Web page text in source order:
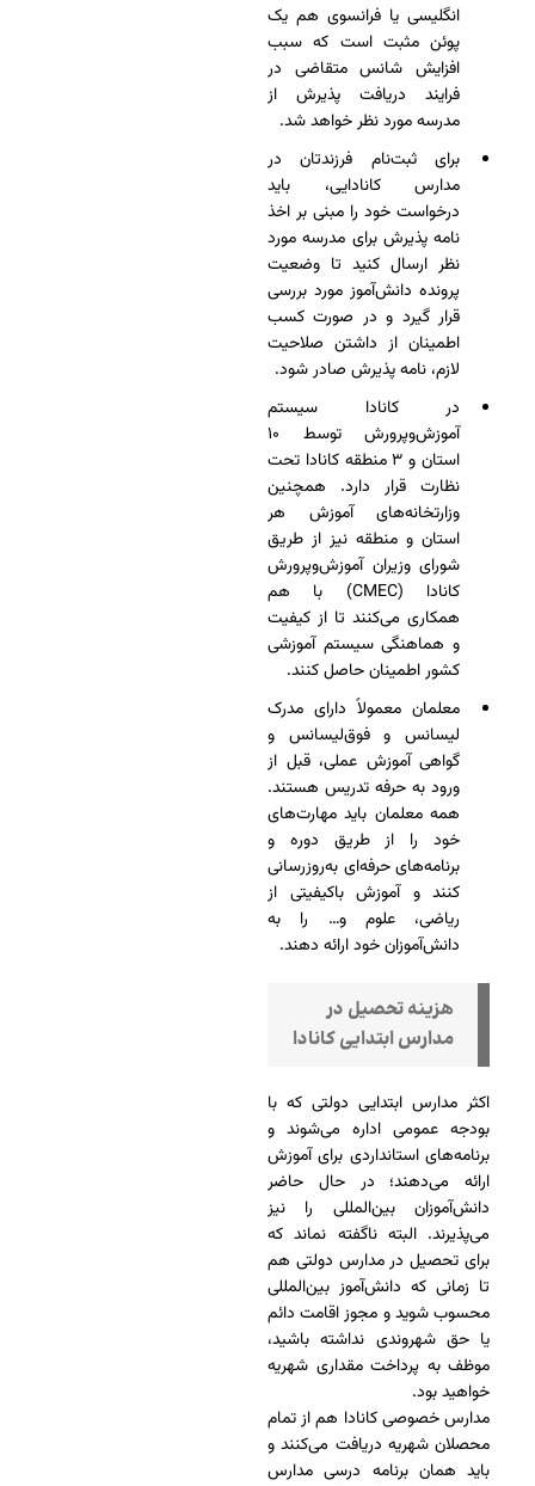
انگلیسی یا فرانسوی هم یک
پوئن مثبت است که سبب
افزایش شانس متقاضی در
فرایند دریافت پذیرش از
مدرسه مورد نظر خواهد شد.
برای ثبت‌نام فرزندتان در
مدارس کانادایی، باید
درخواست خود را مبنی بر اخذ
نامه پذیرش برای مدرسه مورد
نظر ارسال کنید تا وضعیت
پرونده دانش‌آموز مورد بررسی
قرار گیرد و در صورت کسب
اطمینان از داشتن صلاحیت
لازم، نامه پذیرش صادر شود.
در کانادا سیستم
آموزش‌وپرورش توسط ۱۰
استان و ۳ منطقه کانادا تحت
نظارت قرار دارد. همچنین
وزارتخانه‌های آموزش هر
استان و منطقه نیز از طریق
شورای وزیران آموزش‌وپرورش
کانادا (CMEC) با هم
همکاری می‌کنند تا از کیفیت
و هماهنگی سیستم آموزشی
کشور اطمینان حاصل کنند.
معلمان معمولاً دارای مدرک
لیسانس و فوق‌لیسانس و
گواهی آموزش عملی، قبل از
ورود به حرفه تدریس هستند.
همه معلمان باید مهارت‌های
خود را از طریق دوره و
برنامه‌های حرفه‌ای به‌روزرسانی
کنند و آموزش باکیفیتی از
ریاضی، علوم و… را به
دانش‌آموزان خود ارائه دهند.
هزینه تحصیل در
مدارس ابتدایی کانادا
اکثر مدارس ابتدایی دولتی که با
بودجه عمومی اداره می‌شوند و
برنامه‌های استانداردی برای آموزش
ارائه می‌دهند؛ در حال حاضر
دانش‌آموزان بین‌المللی را نیز
می‌پذیرند. البته ناگفته نماند که
برای تحصیل در مدارس دولتی هم
تا زمانی که دانش‌آموز بین‌المللی
محسوب شوید و مجوز اقامت دائم
یا حق شهروندی نداشته باشید،
موظف به پرداخت مقداری شهریه
خواهید بود.
مدارس خصوصی کانادا هم از تمام
محصلان شهریه دریافت می‌کنند و
باید همان برنامه درسی مدارس